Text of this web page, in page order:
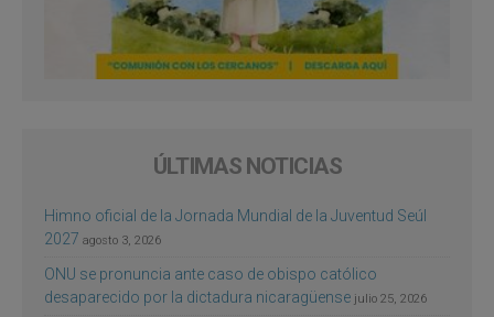
ÚLTIMAS NOTICIAS
Himno oficial de la Jornada Mundial de la Juventud Seúl
2027 agosto 3, 2026
ONU se pronuncia ante caso de obispo católico
desaparecido por la dictadura nicaragüense julio 25, 2026